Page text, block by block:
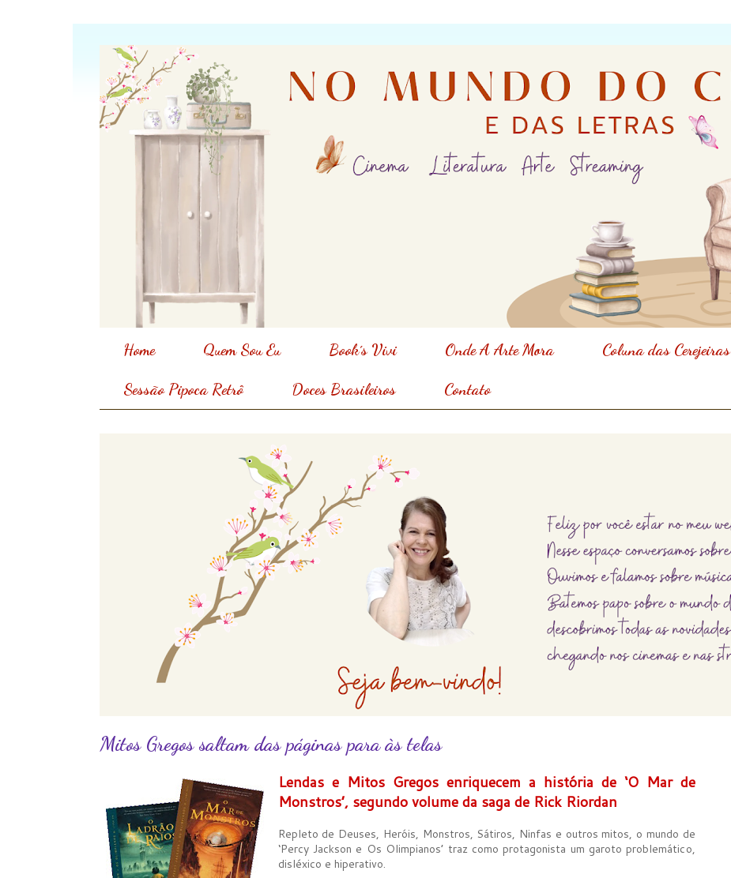
Home Quem Sou Eu Book´s Vivi Onde A Arte Mora Coluna das Cerejeiras
Sessão Pipoca Retrô Doces Brasileiros Contato
Mitos Gregos saltam das páginas para às telas
Lendas e Mitos Gregos enriquecem a história de ‘O Mar de
Monstros’, segundo volume da saga de Rick Riordan
Repleto de Deuses, Heróis, Monstros, Sátiros, Ninfas e outros mitos, o mundo de
‘Percy Jackson e Os Olimpianos’ traz como protagonista um garoto problemático,
disléxico e hiperativo.